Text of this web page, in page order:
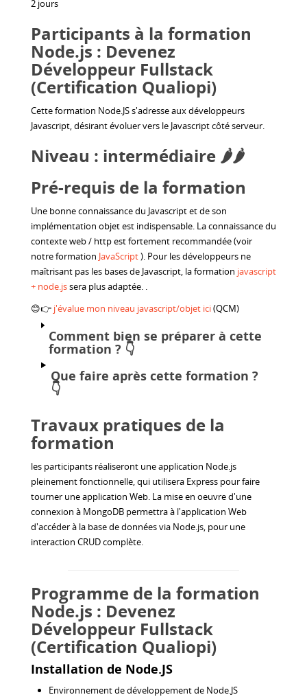
2 jours
Participants à la formation
Node.js : Devenez
Développeur Fullstack
(Certification Qualiopi)
Cette formation Node.JS s'adresse aux développeurs
Javascript, désirant évoluer vers le Javascript côté serveur.
Niveau : intermédiaire 🌶️🌶️
Pré-requis de la formation
Une bonne connaissance du Javascript et de son
implémentation objet est indispensable. La connaissance du
contexte web / http est fortement recommandée (voir
notre formation JavaScript). Pour les développeurs ne
maîtrisant pas les bases de Javascript, la formation javascript
+ node.jssera plus adaptée. .
😊👉 j'évalue mon niveau javascript/objet ici(QCM)
Comment bien se préparer à cette
formation ? 👇
Que faire après cette formation ?
👇
Travaux pratiques de la
formation
les participants réaliseront une application Node.js
pleinement fonctionnelle, qui utilisera Express pour faire
tourner une application Web. La mise en oeuvre d'une
connexion à MongoDB permettra à l'application Web
d'accéder à la base de données via Node.js, pour une
interaction CRUD complète.
Programme de la formation
Node.js : Devenez
Développeur Fullstack
(Certification Qualiopi)
Installation de Node.JS
Environnement de développement de Node.JS